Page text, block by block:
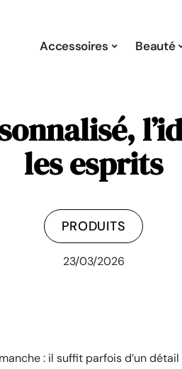
Accessoires Beauté
les esprits
PRODUITS
23/03/2026
: il suffit parfois d’un détail